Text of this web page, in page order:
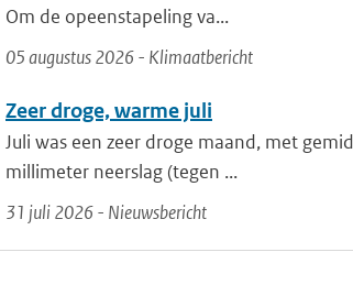
Om de opeenstapeling va...
05 augustus 2026 - Klimaatbericht
Zeer droge, warme juli
Juli was een zeer droge maand, met
millimeter neerslag (tegen ...
31 juli 2026 - Nieuwsbericht